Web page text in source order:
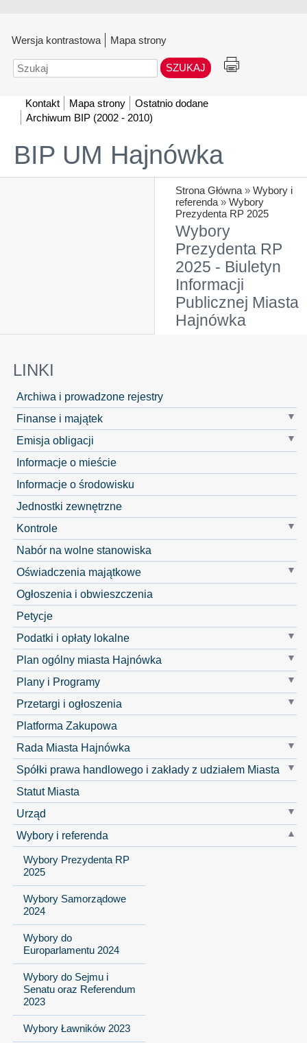
Wersja kontrastowa Mapa strony
Szukaj
Kontakt Mapa strony
Ostatnio dodane
Archiwum BIP (2002 - 2010)
BIP UM Hajnówka
Strona Główna » Wybory i
referenda » Wybory
Prezydenta RP 2025
Wybory
Prezydenta RP
2025 - Biuletyn
Informacji
Publicznej Miasta
Hajnówka
LINKI
Archiwa i prowadzone rejestry
Finanse i majątek
Emisja obligacji
Informacje o mieście
Informacje o środowisku
Jednostki zewnętrzne
Kontrole
Nabór na wolne stanowiska
Oświadczenia majątkowe
Ogłoszenia i obwieszczenia
Petycje
Podatki i opłaty lokalne
Plan ogólny miasta Hajnówka
Plany i Programy
Przetargi i ogłoszenia
Platforma Zakupowa
Rada Miasta Hajnówka
Spółki prawa handlowego i zakłady z udziałem Miasta
Statut Miasta
Urząd
Wybory i referenda
Wybory Prezydenta RP
2025
Wybory Samorządowe
2024
Wybory do
Europarlamentu 2024
Wybory do Sejmu i
Senatu oraz Referendum
2023
Wybory Ławników 2023